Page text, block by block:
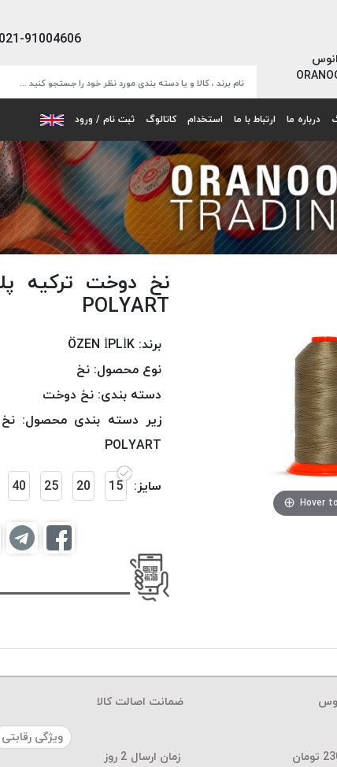
021-91004606
درباره ما ارتباط با ما استخدام کاتالوگ ثبت نام / ورود
Hover
POLYART
برند: ÖZEN İPLİK
نوع محصول: نخ
دسته بندی: نخ دوخت
زیر دسته بندی محصول:
POLYART
سایز: 15
20
25
40
ضمانت اصالت کالا
ویژگی رقابتی
تومان زمان ارسال 2 روز